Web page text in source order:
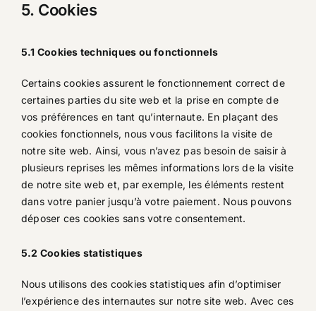
5. Cookies
5.1 Cookies techniques ou fonctionnels
Certains cookies assurent le fonctionnement correct de
certaines parties du site web et la prise en compte de
vos préférences en tant qu’internaute. En plaçant des
cookies fonctionnels, nous vous facilitons la visite de
notre site web. Ainsi, vous n’avez pas besoin de saisir à
plusieurs reprises les mêmes informations lors de la visite
de notre site web et, par exemple, les éléments restent
dans votre panier jusqu’à votre paiement. Nous pouvons
déposer ces cookies sans votre consentement.
5.2 Cookies statistiques
Nous utilisons des cookies statistiques afin d’optimiser
l’expérience des internautes sur notre site web. Avec ces